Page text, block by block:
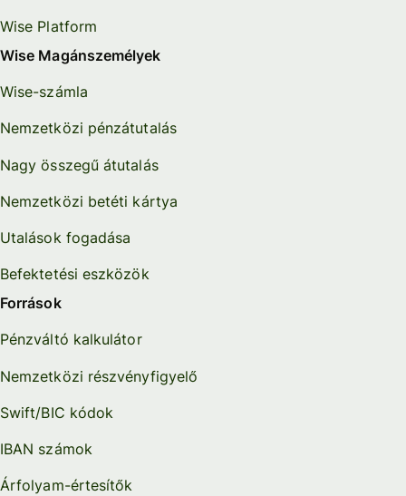
Wise Platform
Wise Magánszemélyek
Wise-számla
Nemzetközi pénzátutalás
Nagy összegű átutalás
Nemzetközi betéti kártya
Utalások fogadása
Befektetési eszközök
Források
Pénzváltó kalkulátor
Nemzetközi részvényfigyelő
Swift/BIC kódok
IBAN számok
Árfolyam-értesítők